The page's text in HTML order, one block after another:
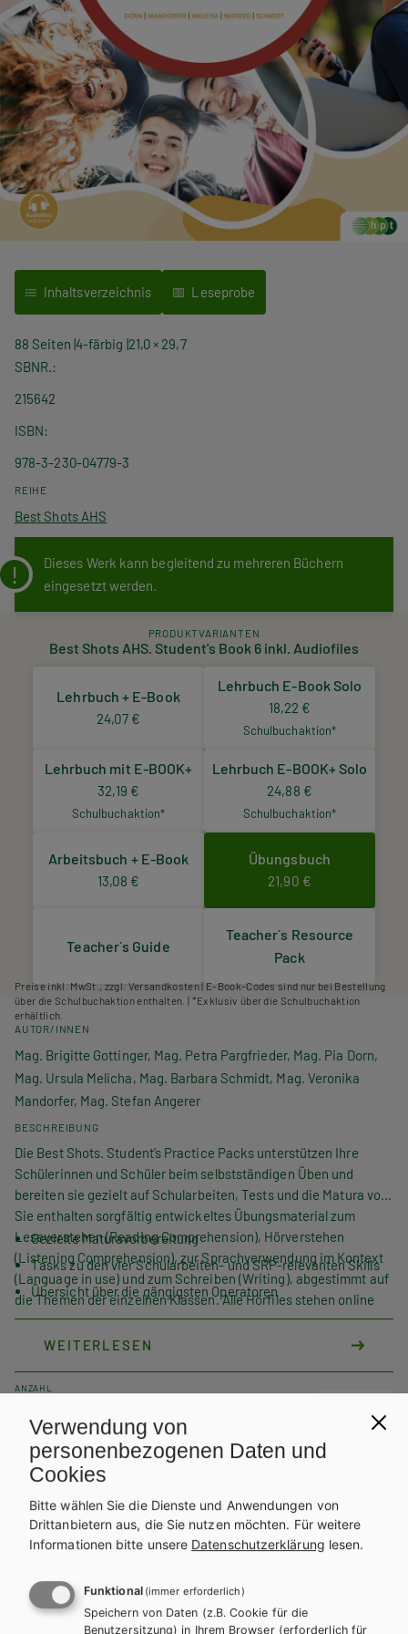
Inhaltsverzeichnis Leseprobe
88 Seiten 4-färbig 21,0 × 29,7
SBNR.
215642
ISBN
978-3-230-04779-3
REIHE
Best Shots AHS
Dieses Werk kann begleitend zu mehreren Büchern
eingesetzt werden.
PRODUKTVARIANTEN
Best Shots AHS. Student's Book 6 inkl. Audiofiles
Lehrbuch + E-Book
24,07 €
Lehrbuch E-Book Solo
18,22 €
Schulbuchaktion*
Lehrbuch mit E-BOOK+
32,19 €
Schulbuchaktion*
Lehrbuch E-BOOK+ Solo
24,88 €
Schulbuchaktion*
Arbeitsbuch + E-Book
13,08 €
Übungsbuch
21,90 €
Teacher´s Guide
Teacher´s Resource
Pack
Preise inkl. MwSt., zzgl. Versandkosten | E-Book-Codes sind nur bei Bestellung
über die Schulbuchaktion enthalten. | *Exklusiv über die Schulbuchaktion
erhältlich.
AUTOR/INNEN
Mag. Brigitte Gottinger, Mag. Petra Pargfrieder, Mag. Pia Dorn,
Mag. Ursula Melicha, Mag. Barbara Schmidt, Mag. Veronika
Mandorfer, Mag. Stefan Angerer
BESCHREIBUNG
Die Best Shots. Student’s Practice Packs unterstützen Ihre
Schülerinnen und Schüler beim selbstständigen Üben und
bereiten sie gezielt auf Schularbeiten, Tests und die Matura vor.
Sie enthalten sorgfältig entwickeltes Übungsmaterial zum
Leseverstehen (Reading Comprehension), Hörverstehen
(Listening Comprehension), zur Sprachverwendung im Kontext
(Language in use) und zum Schreiben (Writing), abgestimmt auf
die Themen der einzelnen Klassen. Alle Hörfiles stehen online
als MP3s zur Verfügung.
Gezielte Maturavorbereitung
Tasks zu den vier Schularbeiten- und SRP-relevanten Skills
Übersicht über die gängigsten Operatoren
Erklärungen und Tipps zu den einzelnen Testformaten
Writing Reference mit Sprachbausteinen zu den einzelnen
WEITERLESEN
ANZAHL
Teilen
Weitere Bände dieser
Schulbuchreihe
Verwendung von
personenbezogenen Daten und
Cookies
Bitte wählen Sie die Dienste und Anwendungen von
Drittanbietern aus, die Sie nutzen möchten. Für weitere
Informationen bitte unsere Datenschutzerklärung lesen.
Funktional (immer erforderlich)
Speichern von Daten (z.B. Cookie für die
Benutzersitzung) in Ihrem Browser (erforderlich für